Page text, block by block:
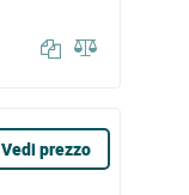
Vedi prezzo